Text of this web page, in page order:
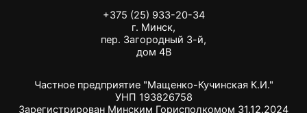
+375 (25) 933-20-34
г. Минск,
пер. Загородный 3-й,
дом 4В
Частное предприятие "Мащенко-Кучинская К.И."
УНП 193826758
Зарегистрирован Минским Горисполкомом 31.12.2024